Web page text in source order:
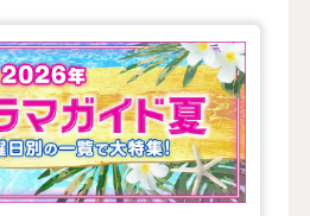
ラマガイド